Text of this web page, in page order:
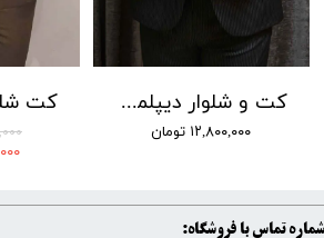
کت و شلوار دیپلمات راه ریز جامعه کد 02
۱۲,۸۰۰,۰۰۰ تومان
شماره تماس با فروشگاه: